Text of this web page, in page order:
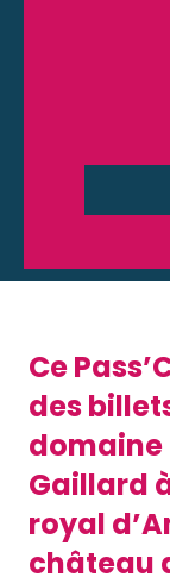
Ce
des
Gaillard
royal
château